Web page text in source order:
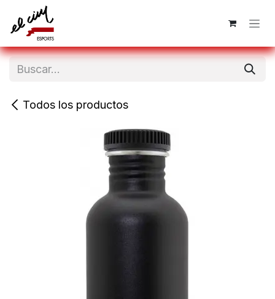
Ir al contenido
Todos los productos